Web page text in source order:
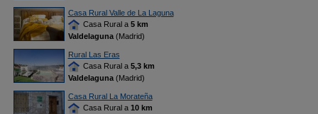
Casa Rural Valle de La Laguna
Casa Rural a 5 km
Valdelaguna(Madrid)
Rural Las Eras
Casa Rural a 5,3 km
Valdelaguna(Madrid)
Casa Rural La Morateña
Casa Rural a 10 km